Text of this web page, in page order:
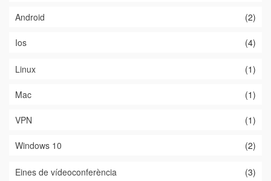
Android (2)
Ios (4)
Linux (1)
Mac (1)
VPN (1)
Windows 10 (2)
Eines de vídeoconferència (3)